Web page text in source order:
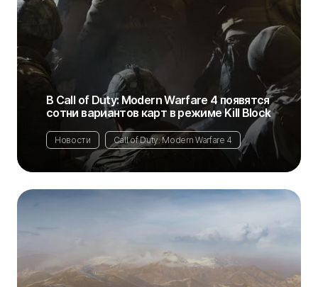
В Call of Duty: Modern Warfare 4 появятся
сотни вариантов карт в режиме Kill Block
Новости Call of Duty: Modern Warfare 4